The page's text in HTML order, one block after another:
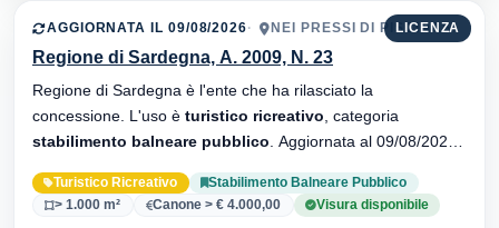
LICENZA
AGGIORNATA IL 09/08/2026 NEI PRESSI DI PISCINAS
Regione di Sardegna, A. 2009, N. 23
Regione di Sardegna è l'ente che ha rilasciato la
concessione. L'uso è turistico ricreativo , categoria
stabilimento balneare pubblico
Turistico Ricreativo
Stabilimento Balneare Pubblico
> 1.000 m²
Canone > € 4.000,00 Visura disponibile